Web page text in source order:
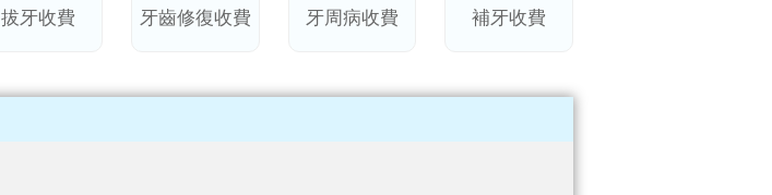
拔牙收費 牙齒修復收費 牙周病收費 補牙收費